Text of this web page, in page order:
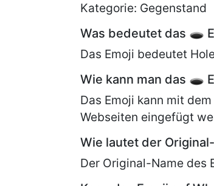
Kategorie: Gegenstand
Was bedeutet das 🕳
Das Emoji bedeutet
Wie kann man das 🕳
Das Emoji kann mit
Webseiten eingefügt
Wie lautet der
Der Original-Name des